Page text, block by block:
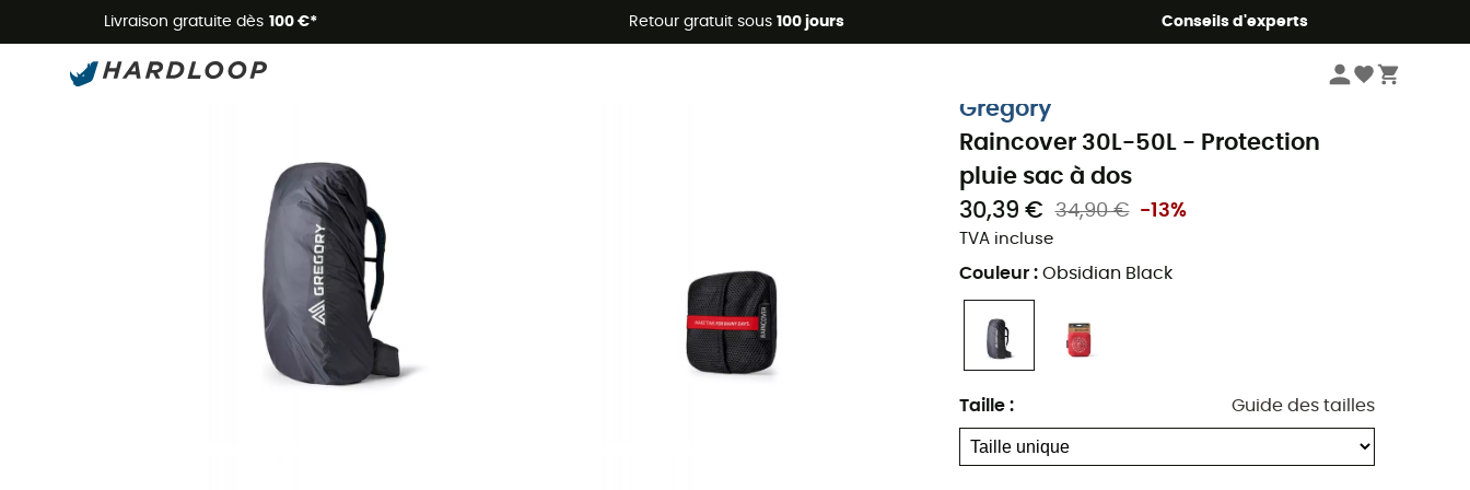
Livraison gratuite dès 100 €* Retour gratuit sous 100 jours Conseils d'experts
Promos d'été 🔥 -5 % EXTRA dès 2 produits* code Summer5
Gregory
Raincover 30L-50L - Protection
pluie sac à dos
30,39 €
34,90 € -13%
TVA incluse
Couleur : Obsidian Black
Taille : Guide des tailles